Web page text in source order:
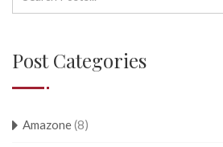
Post Categories
Amazone(8)